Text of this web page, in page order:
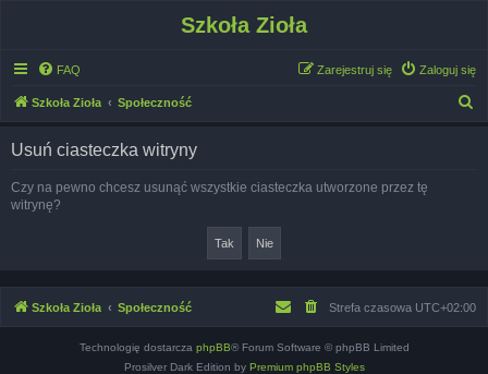
Szkoła Zioła
FAQ Zaloguj się
Zarejestruj się
Szkoła Zioła Społeczność
Usuń ciasteczka witryny
Czy na pewno chcesz usunąć wszystkie ciasteczka utworzone przez tę
witrynę?
Szkoła Zioła Społeczność Strefa czasowa UTC+02:00
Technologię dostarcza phpBB® Forum Software © phpBB Limited
Prosilver Dark Edition by Premium phpBB Styles